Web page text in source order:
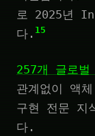
로 2025년
다. 15
257개 글로벌
관계없이 액
구현 전문 지
다.